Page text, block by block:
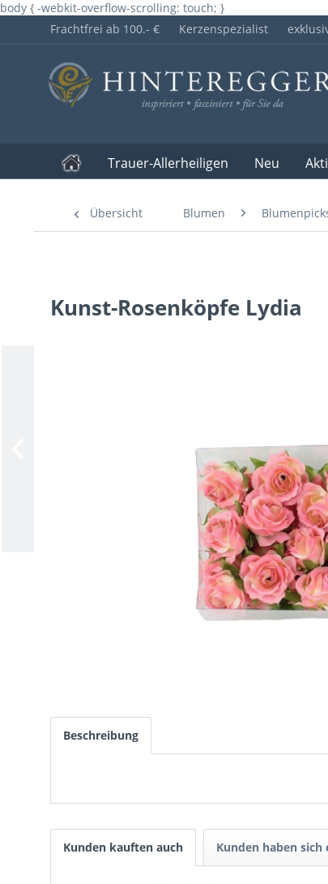
body { -webkit-overflow-scrolling: touch; }
Frachtfrei ab 100.- €
Kerzenspezialist
Trauer-Allerheiligen Neu
Übersicht Blumen
Kunst-Rosenköpfe Lydia
Beschreibung
Kunden kauften auch Kunden haben sich